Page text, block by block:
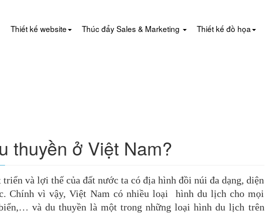
Thiết kế website Thúc đẩy Sales & Marketing Thiết kế đồ họa
thuyền ở Việt Nam?
và lợi thế của đất nước ta có địa hình đồi núi đa dạng, diện
Chính vì vậy, Việt Nam có nhiều loại hình du lịch cho mọi
và du thuyền là một trong những loại hình du lịch trên